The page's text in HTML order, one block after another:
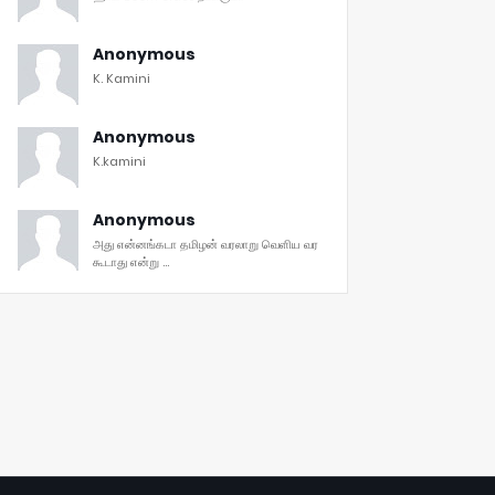
Anonymous
K. Kamini
Anonymous
K.kamini
Anonymous
அது என்னங்கடா தமிழன் வரலாறு வெளிய வர
கூடாது என்று ...